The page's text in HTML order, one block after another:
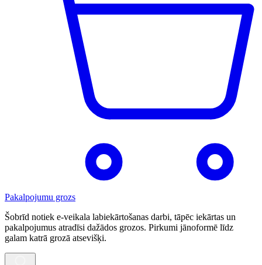
Pakalpojumu grozs
Šobrīd notiek e-veikala labiekārtošanas darbi, tāpēc iekārtas un
pakalpojumus atradīsi dažādos grozos. Pirkumi jānoformē līdz
galam katrā grozā atsevišķi.